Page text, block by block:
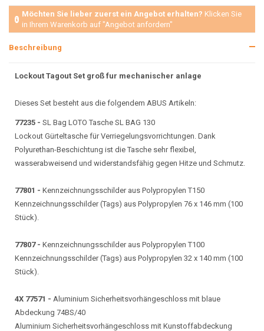
Möchten Sie lieber zuerst ein Angebot erhalten? Klicken Sie
in Ihrem Warenkorb auf "Angebot anfordern"
Beschreibung
Lockout Tagout Set groß fur mechanischer anlage
Dieses Set besteht aus die folgendem ABUS Artikeln:
77235 - SL Bag LOTO Tasche SL BAG 130
Lockout Gürteltasche für Verriegelungsvorrichtungen. Dank
Polyurethan-Beschichtung ist die Tasche sehr flexibel,
wasserabweisend und widerstandsfähig gegen Hitze und Schmutz.
77801 - Kennzeichnungsschilder aus Polypropylen T150
Kennzeichnungsschilder (Tags) aus Polypropylen 76 x 146 mm (100
Stück).
77807 - Kennzeichnungsschilder aus Polypropylen T100
Kennzeichnungsschilder (Tags) aus Polypropylen 32 x 140 mm (100
Stück).
4X 77571 - Aluminium Sicherheitsvorhängeschloss mit blaue
Abdeckung 74BS/40
Aluminium Sicherheitsvorhängeschloss mit Kunstoffabdeckung